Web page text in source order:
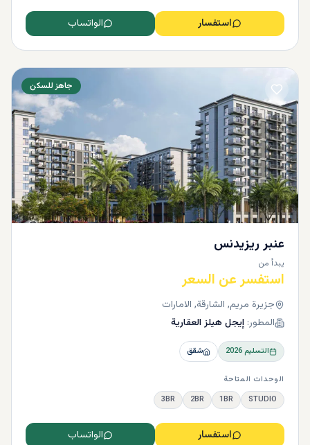
استفسار الواتساب
جاهز للسكن
عنبر ريزيدنس
يبدأ من
استفسر عن السعر
جزيرة مريم, الشارقة, الامارات
المطور: إيجل هيلز العقارية
التسليم2026 شقق
الوحدات المتاحة
STUDIO
1BR
2BR
3BR
استفسار الواتساب